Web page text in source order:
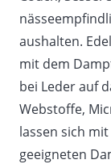
aushalten.
mit dem
bei Leder auf
Webstoffe,
lassen sich
geeigneten